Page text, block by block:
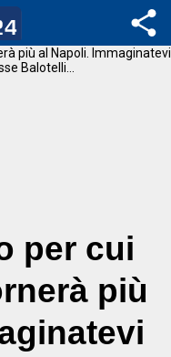
per cui
più